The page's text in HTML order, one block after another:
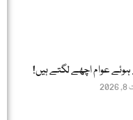
ہوئے عوام اچھے لگتے ہیں!